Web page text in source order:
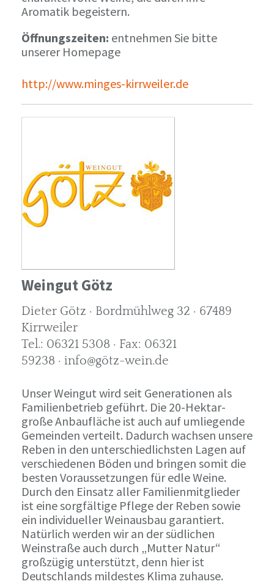
Aromatik begeistern.
Öffnungszeiten: entnehmen Sie bitte
unserer Homepage
http://www.minges-kirrweiler.de
Weingut Götz
Dieter Götz · Bordmühlweg 32 · 67489
Kirrweiler
Tel.: 06321 5308 · Fax: 06321
59238 · info@götz-wein.de
Unser Weingut wird seit Generationen als
Familienbetrieb geführt. Die 20-Hektar-
große Anbaufläche ist auch auf umliegende
Gemeinden verteilt. Dadurch wachsen unsere
Reben in den unterschiedlichsten Lagen auf
verschiedenen Böden und bringen somit die
besten Voraussetzungen für edle Weine.
Durch den Einsatz aller Familienmitglieder
ist eine sorgfältige Pflege der Reben sowie
ein individueller Weinausbau garantiert.
Natürlich werden wir an der südlichen
Weinstraße auch durch „Mutter Natur“
großzügig unterstützt, denn hier ist
Deutschlands mildestes Klima zuhause.